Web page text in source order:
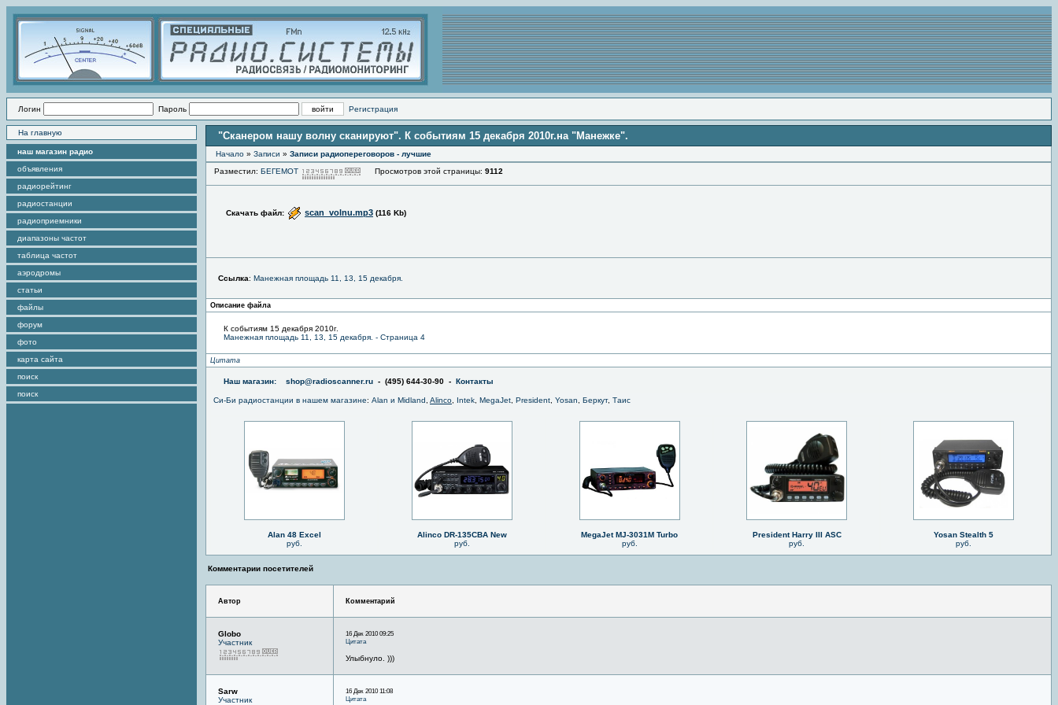
Логин Пароль Регистрация
На главную
наш магазин радио
объявления
радиорейтинг
радиостанции
радиоприемники
диапазоны частот
таблица частот
аэродромы
статьи
файлы
форум
фото
карта сайта
поиск
поиск
"Сканером нашу волну сканируют". К событиям 15 декабря 2010г.на "Манежке".
Начало » Записи » Записи радиопереговоров - лучшие
Разместил: БЕГЕМОТ Просмотров этой страницы: 9112
Скачать файл: scan_volnu.mp3 (116 Kb)
Ссылка: Манежная площадь 11, 13, 15 декабря.
Описание файла
К событиям 15 декабря 2010г.
Манежная площадь 11, 13, 15 декабря. - Страница 4
Цитата
Наш магазин: shop@radioscanner.ru - (495) 644-30-90 - Контакты
Си-Би радиостанции в нашем магазине: Alan и Midland Alinco Intek MegaJet President Yosan Беркут, Таис
Alan 48 Excel
руб.
Alinco DR-135CBA New
руб.
MegaJet MJ-3031M Turbo
руб.
President Harry III ASC
руб.
Yosan Stealth 5
руб.
Комментарии посетителей
Автор Комментарий
Globo
Участник
16 Дек 2010 09:25
Цитата
Улыбнуло. )))
Sarw
Участник
16 Дек 2010 11:08
Цитата